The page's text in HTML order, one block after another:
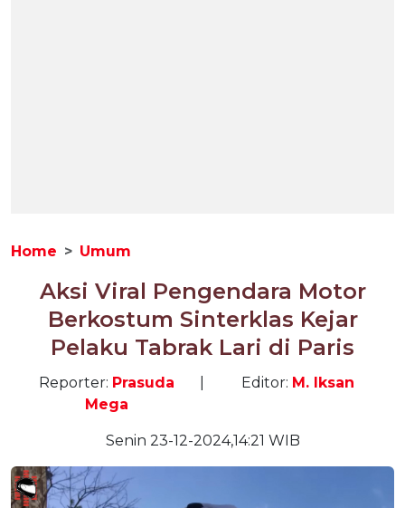
Home Umum
Aksi Viral Pengendara Motor
Berkostum Sinterklas Kejar
Pelaku Tabrak Lari di Paris
Reporter: Prasuda
Mega
Editor: M. Iksan
Senin 23-12-2024,14:21 WIB